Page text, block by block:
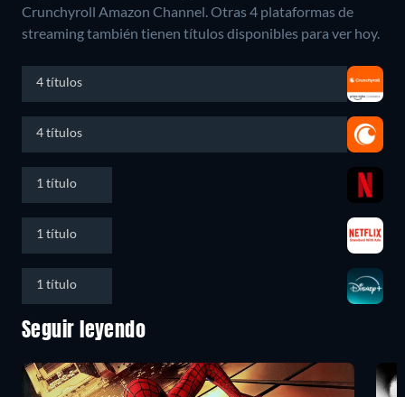
Crunchyroll Amazon Channel.Otras 4 plataformas de
streaming también tienen títulos disponibles para ver hoy.
4 títulos
4 títulos
1 título
1 título
1 título
Seguir leyendo